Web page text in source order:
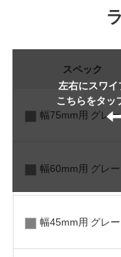
左右にスワイ
こちらをタッ
スペック
幅75mm用 グレー
幅60mm用 グレー
幅45mm用 グレー